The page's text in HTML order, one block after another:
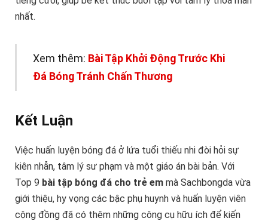
nhất.
Xem thêm: Bài Tập Khởi Động Trước Khi
Đá Bóng Tránh Chấn Thương
Kết Luận
Việc huấn luyện bóng đá ở lứa tuổi thiếu nhi đòi hỏi sự
kiên nhẫn, tâm lý sư phạm và một giáo án bài bản. Với
Top 9 bài tập bóng đá cho trẻ em mà Sachbongda vừa
giới thiệu, hy vọng các bậc phụ huynh và huấn luyện viên
cộng đồng đã có thêm những công cụ hữu ích để kiến